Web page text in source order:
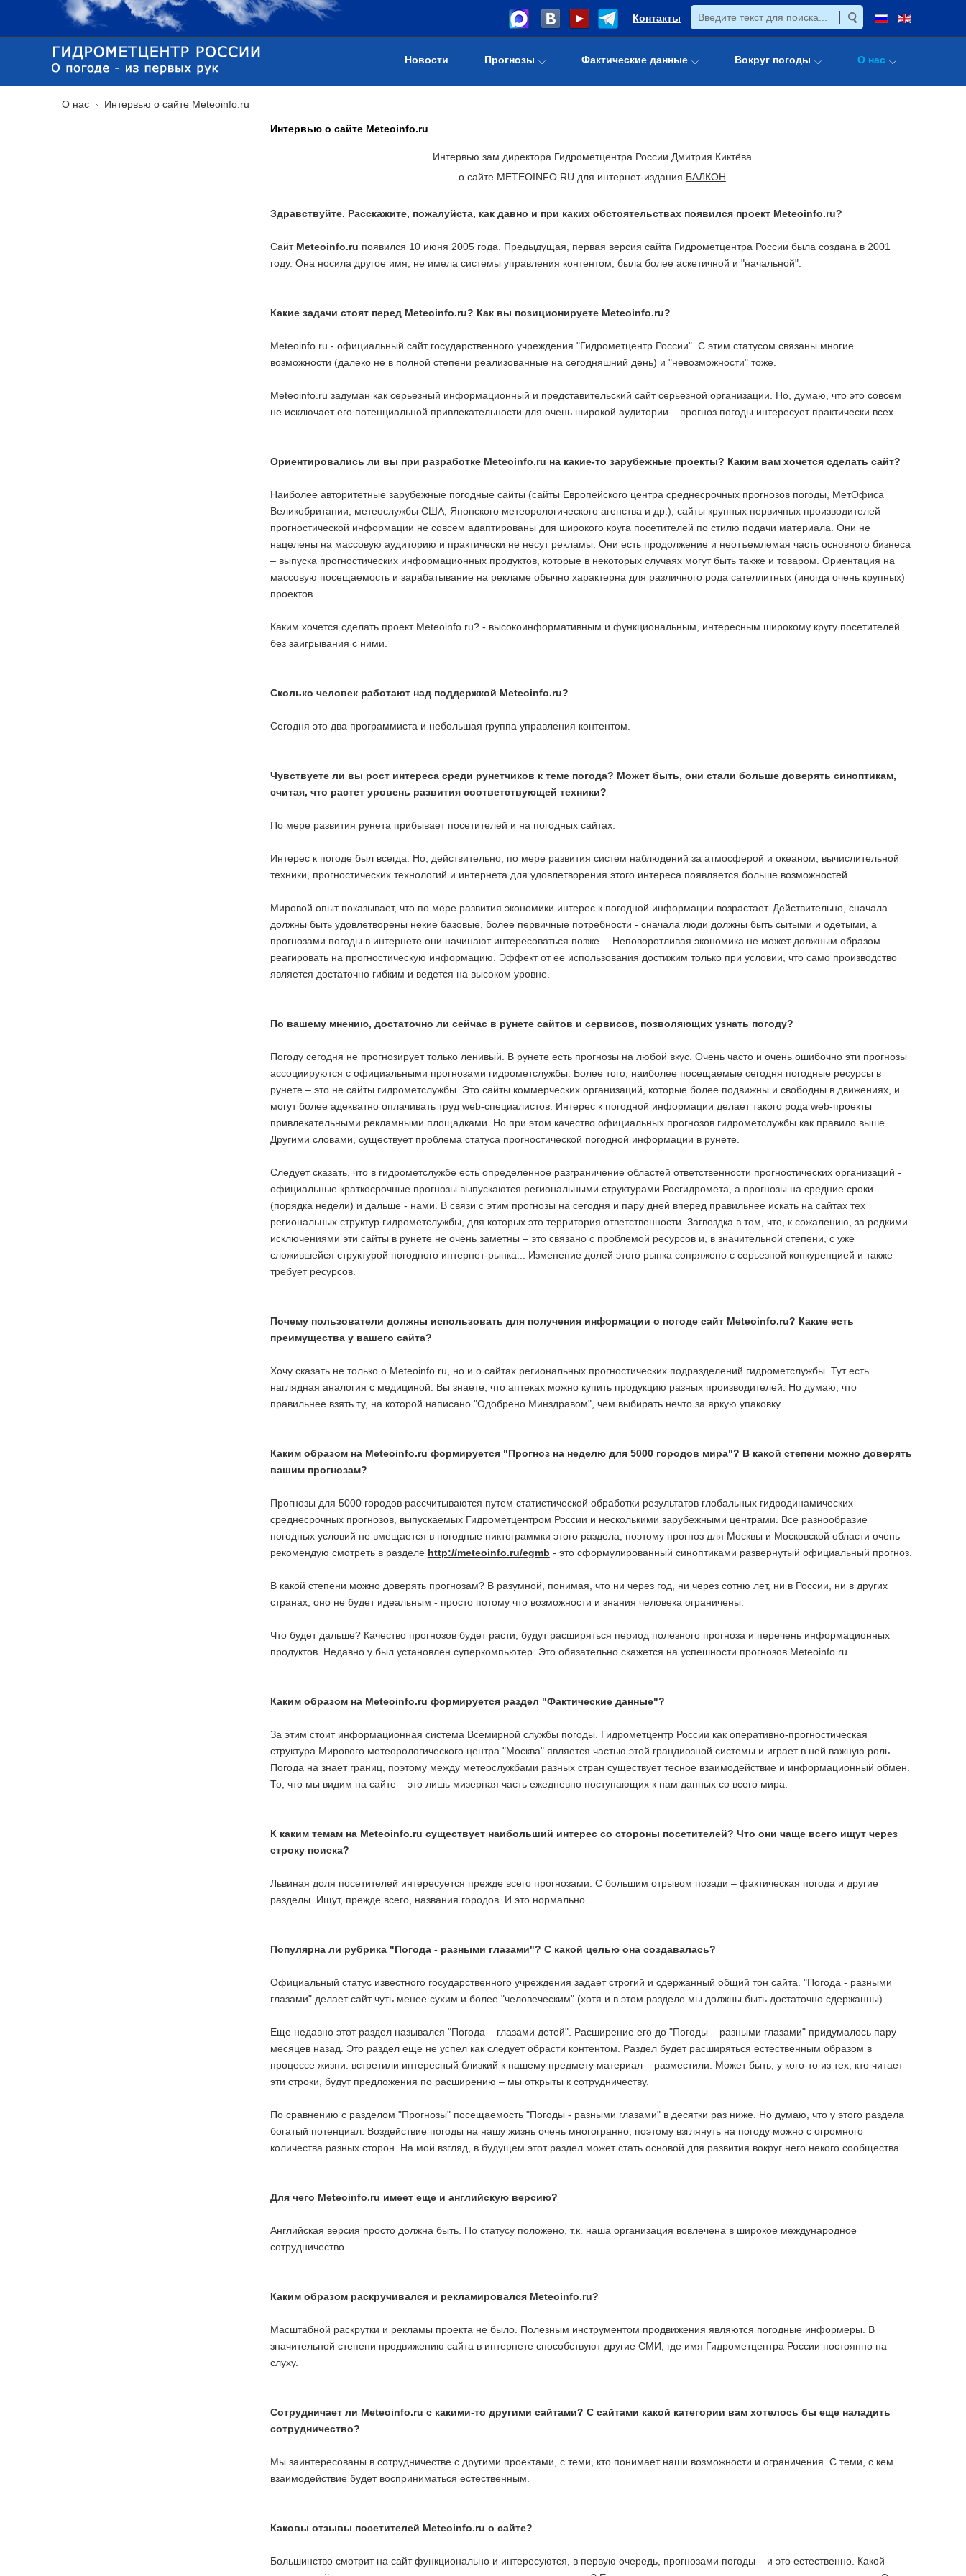
Контакты
Новости Прогнозы Фактические данные Вокруг погоды О нас
О нас Интервью о сайте Meteoinfo.ru
Интервью о сайте Meteoinfo.ru
Интервью зам.директора Гидрометцентра России Дмитрия Киктёва
о сайте METEOINFO.RU для интернет-издания БАЛКОН
Здравствуйте. Расскажите, пожалуйста, как давно и при каких обстоятельствах появился проект Meteoinfo.ru?
Сайт Meteoinfo.ru появился 10 июня 2005 года. Предыдущая, первая версия сайта Гидрометцентра России была создана в 2001
году. Она носила другое имя, не имела системы управления контентом, была более аскетичной и "начальной".
Какие задачи стоят перед Meteoinfo.ru? Как вы позиционируете Meteoinfo.ru?
Meteoinfo.ru - официальный сайт государственного учреждения "Гидрометцентр России". С этим статусом связаны многие
возможности (далеко не в полной степени реализованные на сегодняшний день) и "невозможности" тоже.
Meteoinfo.ru задуман как серьезный информационный и представительский сайт серьезной организации. Но, думаю, что это совсем
не исключает его потенциальной привлекательности для очень широкой аудитории – прогноз погоды интересует практически всех.
Ориентировались ли вы при разработке Meteoinfo.ru на какие-то зарубежные проекты? Каким вам хочется сделать сайт?
Наиболее авторитетные зарубежные погодные сайты (сайты Европейского центра среднесрочных прогнозов погоды, МетОфиса
Великобритании, метеослужбы США, Японского метеорологического агенства и др.), сайты крупных первичных производителей
прогностической информации не совсем адаптированы для широкого круга посетителей по стилю подачи материала. Они не
нацелены на массовую аудиторию и практически не несут рекламы. Они есть продолжение и неотъемлемая часть основного бизнеса
– выпуска прогностических информационных продуктов, которые в некоторых случаях могут быть также и товаром. Ориентация на
массовую посещаемость и зарабатывание на рекламе обычно характерна для различного рода сателлитных (иногда очень крупных)
проектов.
Каким хочется сделать проект Meteoinfo.ru? - высокоинформативным и функциональным, интересным широкому кругу посетителей
без заигрывания с ними.
Сколько человек работают над поддержкой Meteoinfo.ru?
Сегодня это два программиста и небольшая группа управления контентом.
Чувствуете ли вы рост интереса среди рунетчиков к теме погода? Может быть, они стали больше доверять синоптикам,
считая, что растет уровень развития соответствующей техники?
По мере развития рунета прибывает посетителей и на погодных сайтах.
Интерес к погоде был всегда. Но, действительно, по мере развития систем наблюдений за атмосферой и океаном, вычислительной
техники, прогностических технологий и интернета для удовлетворения этого интереса появляется больше возможностей.
Мировой опыт показывает, что по мере развития экономики интерес к погодной информации возрастает. Действительно, сначала
должны быть удовлетворены некие базовые, более первичные потребности - сначала люди должны быть сытыми и одетыми, а
прогнозами погоды в интернете они начинают интересоваться позже… Неповоротливая экономика не может должным образом
реагировать на прогностическую информацию. Эффект от ее использования достижим только при условии, что само производство
является достаточно гибким и ведется на высоком уровне.
По вашему мнению, достаточно ли сейчас в рунете сайтов и сервисов, позволяющих узнать погоду?
Погоду сегодня не прогнозирует только ленивый. В рунете есть прогнозы на любой вкус. Очень часто и очень ошибочно эти прогнозы
ассоциируются с официальными прогнозами гидрометслужбы. Более того, наиболее посещаемые сегодня погодные ресурсы в
рунете – это не сайты гидрометслужбы. Это сайты коммерческих организаций, которые более подвижны и свободны в движениях, и
могут более адекватно оплачивать труд web-специалистов. Интерес к погодной информации делает такого рода web-проекты
привлекательными рекламными площадками. Но при этом качество официальных прогнозов гидрометслужбы как правило выше.
Другими словами, существует проблема статуса прогностической погодной информации в рунете.
Следует сказать, что в гидрометслужбе есть определенное разграничение областей ответственности прогностических организаций -
официальные краткосрочные прогнозы выпускаются региональными структурами Росгидромета, а прогнозы на средние сроки
(порядка недели) и дальше - нами. В связи с этим прогнозы на сегодня и пару дней вперед правильнее искать на сайтах тех
региональных структур гидрометслужбы, для которых это территория ответственности. Загвоздка в том, что, к сожалению, за редкими
исключениями эти сайты в рунете не очень заметны – это связано с проблемой ресурсов и, в значительной степени, с уже
сложившейся структурой погодного интернет-рынка... Изменение долей этого рынка сопряжено с серьезной конкуренцией и также
требует ресурсов.
Почему пользователи должны использовать для получения информации о погоде сайт Meteoinfo.ru? Какие есть
преимущества у вашего сайта?
Хочу сказать не только о Meteoinfo.ru, но и о сайтах региональных прогностических подразделений гидрометслужбы. Тут есть
наглядная аналогия с медициной. Вы знаете, что аптеках можно купить продукцию разных производителей. Но думаю, что
правильнее взять ту, на которой написано "Одобрено Минздравом", чем выбирать нечто за яркую упаковку.
Каким образом на Meteoinfo.ru формируется "Прогноз на неделю для 5000 городов мира"? В какой степени можно доверять
вашим прогнозам?
Прогнозы для 5000 городов рассчитываются путем статистической обработки результатов глобальных гидродинамических
среднесрочных прогнозов, выпускаемых Гидрометцентром России и несколькими зарубежными центрами. Все разнообразие
погодных условий не вмещается в погодные пиктограммки этого раздела, поэтому прогноз для Москвы и Московской области очень
рекомендую смотреть в разделе http://meteoinfo.ru/egmb - это сформулированный синоптиками развернутый официальный прогноз.
В какой степени можно доверять прогнозам? В разумной, понимая, что ни через год, ни через сотню лет, ни в России, ни в других
странах, оно не будет идеальным - просто потому что возможности и знания человека ограничены.
Что будет дальше? Качество прогнозов будет расти, будут расширяться период полезного прогноза и перечень информационных
продуктов. Недавно у был установлен суперкомпьютер. Это обязательно скажется на успешности прогнозов Meteoinfo.ru.
Каким образом на Meteoinfo.ru формируется раздел "Фактические данные"?
За этим стоит информационная система Всемирной службы погоды. Гидрометцентр России как оперативно-прогностическая
структура Мирового метеорологического центра "Москва" является частью этой грандиозной системы и играет в ней важную роль.
Погода на знает границ, поэтому между метеослужбами разных стран существует тесное взаимодействие и информационный обмен.
То, что мы видим на сайте – это лишь мизерная часть ежедневно поступающих к нам данных со всего мира.
К каким темам на Meteoinfo.ru существует наибольший интерес со стороны посетителей? Что они чаще всего ищут через
строку поиска?
Львиная доля посетителей интересуется прежде всего прогнозами. С большим отрывом позади – фактическая погода и другие
разделы. Ищут, прежде всего, названия городов. И это нормально.
Популярна ли рубрика "Погода - разными глазами"? С какой целью она создавалась?
Официальный статус известного государственного учреждения задает строгий и сдержанный общий тон сайта. "Погода - разными
глазами" делает сайт чуть менее сухим и более "человеческим" (хотя и в этом разделе мы должны быть достаточно сдержанны).
Еще недавно этот раздел назывался "Погода – глазами детей". Расширение его до "Погоды – разными глазами" придумалось пару
месяцев назад. Это раздел еще не успел как следует обрасти контентом. Раздел будет расширяться естественным образом в
процессе жизни: встретили интересный близкий к нашему предмету материал – разместили. Может быть, у кого-то из тех, кто читает
эти строки, будут предложения по расширению – мы открыты к сотрудничеству.
По сравнению с разделом "Прогнозы" посещаемость "Погоды - разными глазами" в десятки раз ниже. Но думаю, что у этого раздела
богатый потенциал. Воздействие погоды на нашу жизнь очень многогранно, поэтому взглянуть на погоду можно с огромного
количества разных сторон. На мой взгляд, в будущем этот раздел может стать основой для развития вокруг него некого сообщества.
Для чего Meteoinfo.ru имеет еще и английскую версию?
Английская версия просто должна быть. По статусу положено, т.к. наша организация вовлечена в широкое международное
сотрудничество.
Каким образом раскручивался и рекламировался Meteoinfo.ru?
Масштабной раскрутки и рекламы проекта не было. Полезным инструментом продвижения являются погодные информеры. В
значительной степени продвижению сайта в интернете способствуют другие СМИ, где имя Гидрометцентра России постоянно на
слуху.
Сотрудничает ли Meteoinfo.ru с какими-то другими сайтами? С сайтами какой категории вам хотелось бы еще наладить
сотрудничество?
Мы заинтересованы в сотрудничестве с другими проектами, с теми, кто понимает наши возможности и ограничения. С теми, с кем
взаимодействие будет восприниматься естественным.
Каковы отзывы посетителей Meteoinfo.ru о сайте?
Большинство смотрит на сайт функционально и интересуются, в первую очередь, прогнозами погоды – и это естественно. Какой